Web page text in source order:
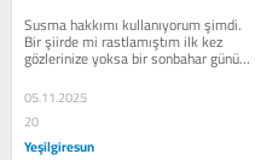
Susma hakkımı kullanıyorum şimdi.
Bir şiirde mi rastlamıştım ilk kez
gözlerinize yoksa bir sonbahar günü
sararmış yaprakların salını...
05.11.2025
20
Yeşilgiresun